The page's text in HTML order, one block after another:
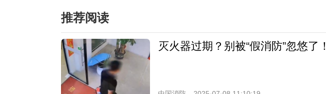
推荐阅读
灭火器过期？别被“假消防”忽悠了！